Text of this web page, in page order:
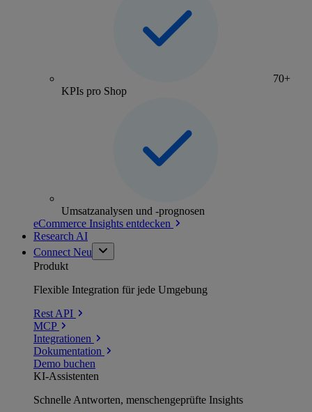
70+
KPIs pro Shop
Umsatzanalysen und -prognosen
eCommerce Insights entdecken
Research AI
Connect Neu
Produkt
Flexible Integration für jede Umgebung
Rest API
MCP
Integrationen
Dokumentation
Demo buchen
KI-Assistenten
Schnelle Antworten, menschengeprüfte Insights